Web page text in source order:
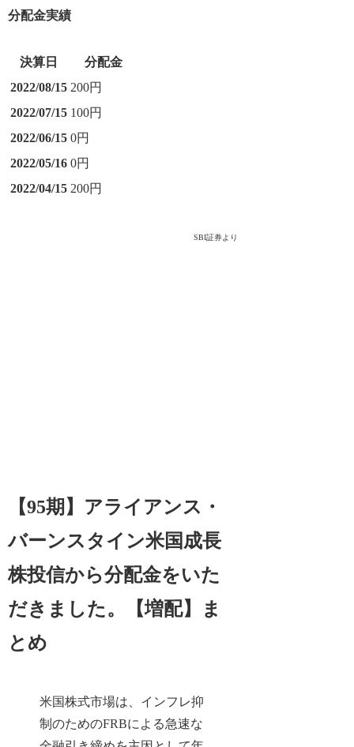
分配金実績
決算日
分配金
2022/08/15 200円
2022/07/15 100円
2022/06/15 0円
2022/05/16 0円
2022/04/15 200円
SBI証券より
【95期】アライアンス・
バーンスタイン米国成長
株投信から分配金をいた
だきました。【増配】ま
とめ
米国株式市場は、インフレ抑
制のためのFRBによる急速な